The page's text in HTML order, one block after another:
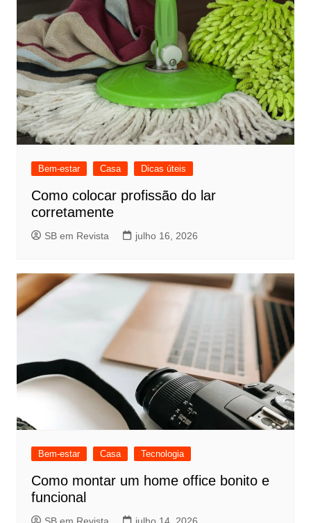
Bem-estar Casa Dicas úteis
Como colocar profissão do lar
corretamente
SB em Revista julho 16, 2026
Bem-estar Casa Tecnologia
Como montar um home office bonito e
funcional